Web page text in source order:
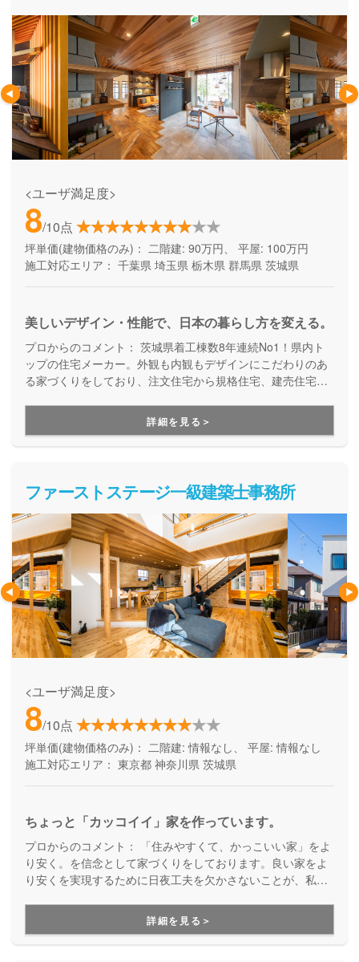
<ユーザ満足度>
8/10点
坪単価(建物価格のみ)： 二階建: 90万円、 平屋: 100万円
施工対応エリア： 千葉県 埼玉県 栃木県 群馬県 茨城県
美しいデザイン・性能で、日本の暮らし方を変える。
プロからのコメント： 茨城県着工棟数8年連続No1！県内ト
ップの住宅メーカー。外観も内観もデザインにこだわりのあ
る家づくりをしており、注文住宅から規格住宅、建売住宅ま
り、土地探しから始める方には多彩な800種ものプランの中
から選択可能。建てた後も、30年の長期保証・24時間365日
サポートサービスと、心強い家づくりパートナーです。
詳細を見る＞
ファーストステージ一級建築士事務所
<ユーザ満足度>
8/10点
坪単価(建物価格のみ)： 二階建: 情報なし、 平屋: 情報なし
施工対応エリア： 東京都 神奈川県 茨城県
ちょっと「カッコイイ」家を作っています。
プロからのコメント：
「住みやすくて、かっこいい家」をよ
り安く。を信念として家づくりをしております。良い家をよ
り安くを実現するために日夜工夫を欠かさないことが、私た
詳細を見る＞